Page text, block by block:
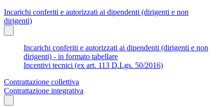
Incarichi conferiti e autorizzati ai dipendenti (dirigenti e non
dirigenti)
Incarichi conferiti e autorizzati ai dipendenti (dirigenti e non
dirigenti) - in formato tabellare
Incentivi tecnici (ex art. 113 D.Lgs. 50/2016)
Contrattazione collettiva
Contrattazione integrativa